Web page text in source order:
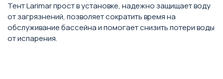
Тент Larimar прост в установке, надежно защищает воду
от загрязнений, позволяет сократить время на
обслуживание бассейна и помогает снизить потери воды
от испарения.